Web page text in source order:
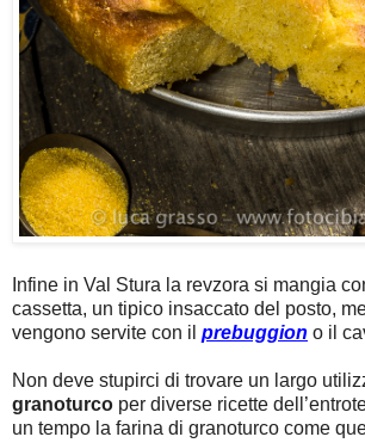
Infine in Val Stura la revzora si mangia
cassetta, un tipico insaccato del posto,
vengono servite con il prebuggion o il
Non deve stupirci di trovare un largo
granoturco per diverse ricette
un tempo la farina di granoturco come